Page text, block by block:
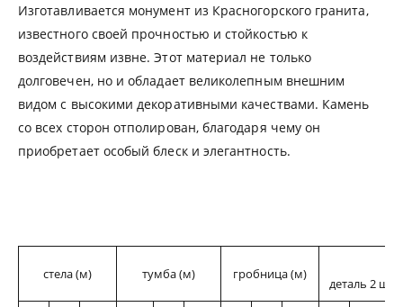
Изготавливается монумент из Красногорского гранита,
известного своей прочностью и стойкостью к
воздействиям извне. Этот материал не только
долговечен, но и обладает великолепным внешним
видом с высокими декоративными качествами. Камень
со всех сторон отполирован, благодаря чему он
приобретает особый блеск и элегантность.
стела (м) тумба (м) гробница (м)
деталь 2